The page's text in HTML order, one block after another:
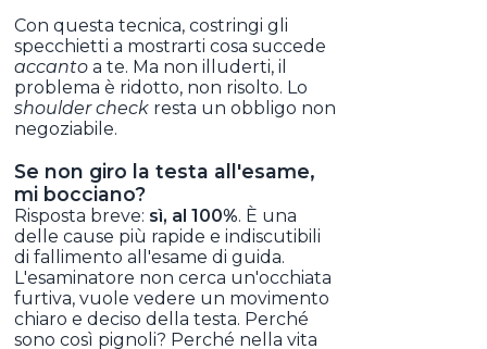
Con questa tecnica, costringi gli
specchietti a mostrarti cosa succede
accanto a te. Ma non illuderti, il
problema è ridotto, non risolto. Lo
shoulder check resta un obbligo non
negoziabile.
Se non giro la testa all'esame,
mi bocciano?
Risposta breve: sì, al 100%. È una
delle cause più rapide e indiscutibili
di fallimento all'esame di guida.
L'esaminatore non cerca un'occhiata
furtiva, vuole vedere un movimento
chiaro e deciso della testa. Perché
sono così pignoli? Perché nella vita